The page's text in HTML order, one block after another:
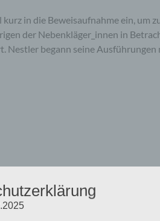
in die Beweisaufnahme ein, um
der Nebenkläger_innen in
Nestler begann seine Ausführungen
Stutthof